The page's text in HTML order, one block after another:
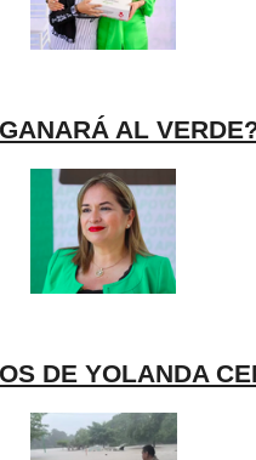
AL
DE YOLANDA